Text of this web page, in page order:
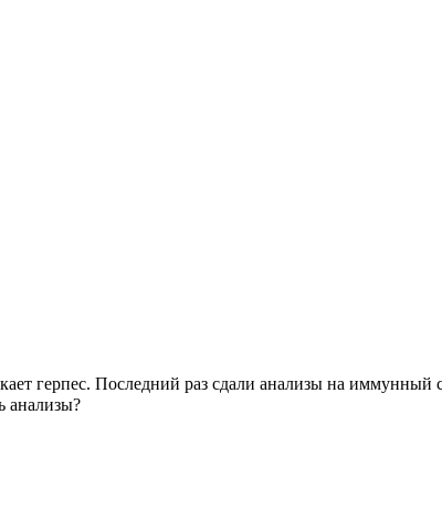
герпес. Последний раз сдали анализы на иммунный
анализы?